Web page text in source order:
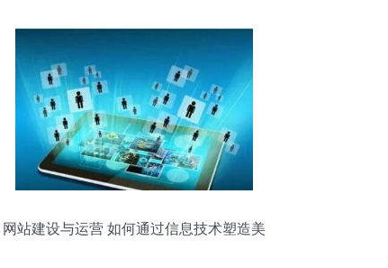
网站建设与运营 如何通过信息技术塑造美